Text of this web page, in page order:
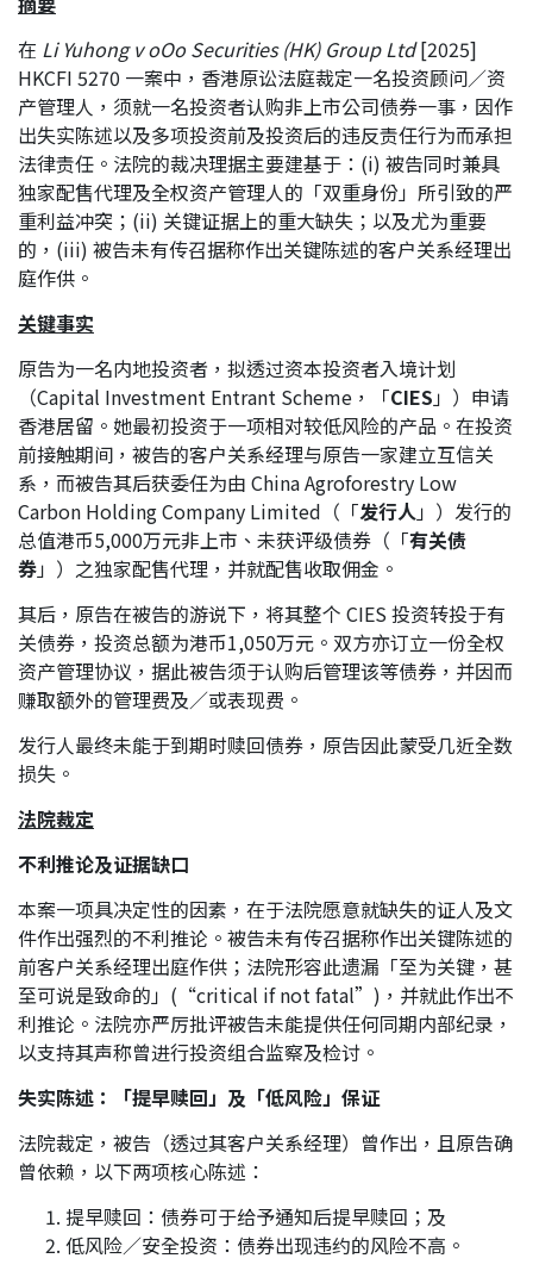
在 Li Yuhong v oOo Securities (HK) Group Ltd[2025]
HKCFI 5270 一案中，香港原讼法庭裁定一名投资顾问／资
产管理人，须就一名投资者认购非上市公司债券一事，因作
出失实陈述以及多项投资前及投资后的违反责任行为而承担
法律责任。法院的裁决理据主要建基于：(i) 被告同时兼具
独家配售代理及全权资产管理人的「双重身份」所引致的严
重利益冲突；(ii) 关键证据上的重大缺失；以及尤为重要
的，(iii) 被告未有传召据称作出关键陈述的客户关系经理出
庭作供。
关键事实
原告为一名内地投资者，拟透过资本投资者入境计划
（Capital Investment Entrant Scheme，「CIES」）申请
香港居留。她最初投资于一项相对较低风险的产品。在投资
前接触期间，被告的客户关系经理与原告一家建立互信关
系，而被告其后获委任为由 China Agroforestry Low
Carbon Holding Company Limited（「发行人」）发行的
总值港币5,000万元非上市、未获评级债券（「有关债
券」）之独家配售代理，并就配售收取佣金。
其后，原告在被告的游说下，将其整个 CIES 投资转投于有
关债券，投资总额为港币1,050万元。双方亦订立一份全权
资产管理协议，据此被告须于认购后管理该等债券，并因而
赚取额外的管理费及／或表现费。
发行人最终未能于到期时赎回债券，原告因此蒙受几近全数
损失。
法院裁定
不利推论及证据缺口
本案一项具决定性的因素，在于法院愿意就缺失的证人及文
件作出强烈的不利推论。被告未有传召据称作出关键陈述的
前客户关系经理出庭作供；法院形容此遗漏「至为关键，甚
至可说是致命的」(“critical if not fatal”)，并就此作出不
利推论。法院亦严厉批评被告未能提供任何同期内部纪录，
以支持其声称曾进行投资组合监察及检讨。
失实陈述：「提早赎回」及「低风险」保证
法院裁定，被告（透过其客户关系经理）曾作出，且原告确
曾依赖，以下两项核心陈述：
提早赎回：债券可于给予通知后提早赎回；及
低风险／安全投资：债券出现违约的风险不高。